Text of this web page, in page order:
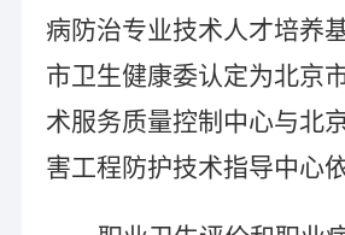
病防治专业技术人才培养
市卫生健康委认定为北京
术服务质量控制中心与北
害工程防护技术指导中心